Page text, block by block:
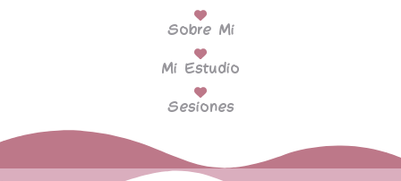
Sobre Mi
Mi Estudio
Sesiones